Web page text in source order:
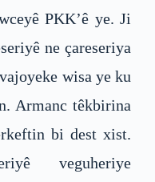
PKK’ê ye. Ji
ne çareseriya
wisa ye ku
Armanc têkbirina
bi dest xist.
veguheriye